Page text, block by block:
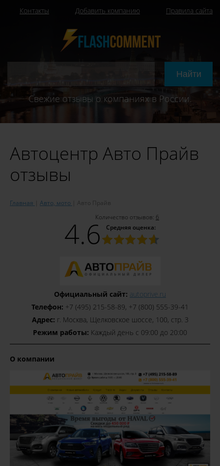
Контакты Добавить компанию Правила сайта
Свежие отзывы о компаниях в России.
Автоцентр Авто Прайв
отзывы
Главная Авто, мото
Авто Прайв
Количество отзывов: 6
Средняя оценка:
4.6
Официальный сайт: autoprive.ru
Телефон: +7 (495) 215-58-89, +7 (800) 555-39-41
Адрес: г. Москва, Щелковское шоссе, 100, стр. 3
Режим работы: Каждый день с 09:00 до 20:00
О компании